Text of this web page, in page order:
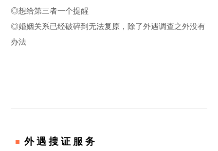
◎想给第三者一个提醒
◎婚姻关系已经破碎到无法复原，除了外遇调查之外没有
办法
外遇搜证服务